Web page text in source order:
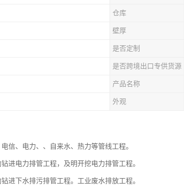
仓库
壁厚
是否定制
是否跨境出口专供货源
产品名称
外观
信、电力、、自来水、热力等管线工程。
进电力排管工程，及明开挖电力排管工程。
进下水排污排管工程。工业废水排放工程。